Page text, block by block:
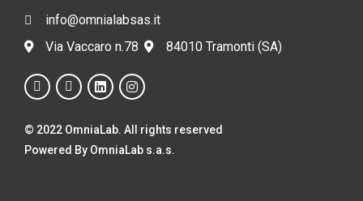
info@omnialabsas.it
Via Vaccaro n.78
84010 Tramonti (SA)
© 2022 OmniaLab. All rights reserved
Powered By OmniaLab s.a.s.